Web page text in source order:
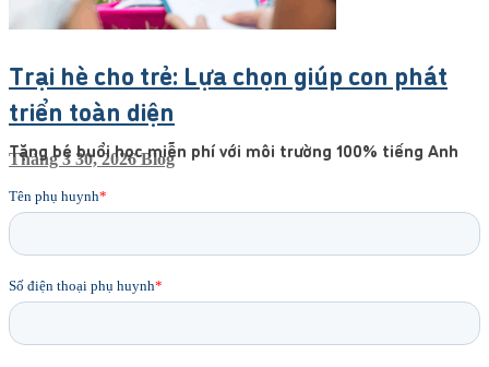
Trại hè cho trẻ: Lựa chọn giúp con phát
triển toàn diện
Tháng 3 30, 2026Blog
Tặng bé buổi học miễn phí với môi trường 100% tiếng Anh